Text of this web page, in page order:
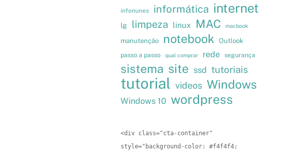
infonunes informática internet
lg limpeza linux MAC macbook
manutenção notebook
Outlook
passo a passo
qual comprar rede segurança
sistema site ssd tutoriais
tutorial videos Windows
Windows 10 wordpress
<div class="cta-container"
style="background-color: #f4f4f4;